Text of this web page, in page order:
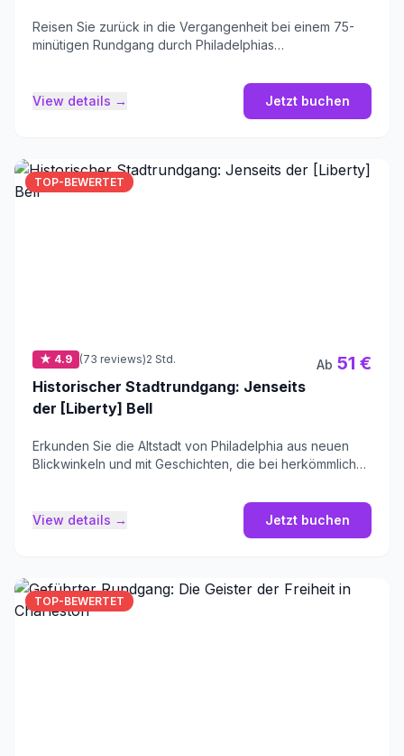
Reisen Sie zurück in die Vergangenheit bei einem 75-
minütigen Rundgang durch Philadelphias
View details → Jetzt buchen
TOP-BEWERTET
★ 4.9 (73 reviews)2 Std.
Historischer Stadtrundgang: Jenseits
der [Liberty] Bell
Ab 51 €
Erkunden Sie die Altstadt von Philadelphia aus neuen
Blickwinkeln und mit Geschichten, die bei herkömmlichen
View details → Jetzt buchen
TOP-BEWERTET